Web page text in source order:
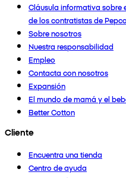
Cláusula informativa sobre
de los contratistas de
Sobre nosotros
Nuestra responsabilidad
Empleo
Contacta con nosotros
Expansión
El mundo de mamá y el
Better Cotton
Cliente
Encuentra una tienda
Centro de ayuda